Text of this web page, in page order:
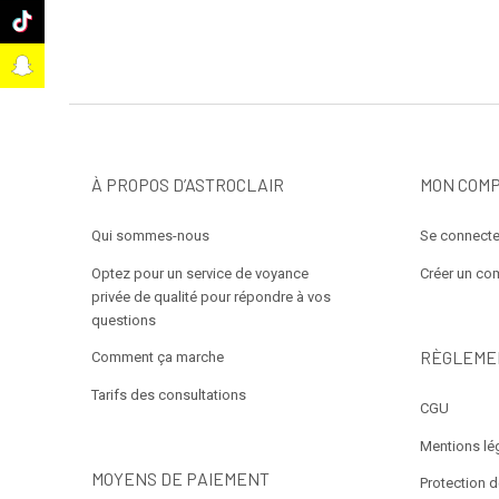
À PROPOS D’ASTROCLAIR
Qui sommes-nous
Optez pour un service de voyance
privée de qualité pour répondre à vos
questions
Comment ça marche
Tarifs des consultations
MOYENS DE PAIEMENT
MON
Se
Créer un
CGU
Mentions
Protection